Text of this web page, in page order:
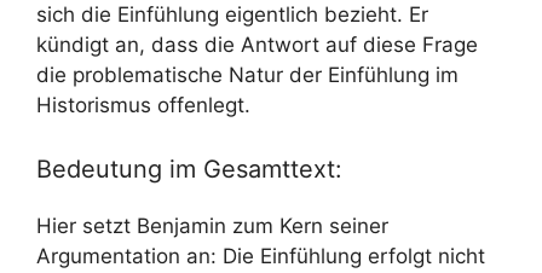
sich die Einfühlung eigentlich bezieht. Er
kündigt an, dass die Antwort auf diese Frage
die problematische Natur der Einfühlung im
Historismus offenlegt.
Bedeutung im Gesamttext:
Hier setzt Benjamin zum Kern seiner
Argumentation an: Die Einfühlung erfolgt nicht